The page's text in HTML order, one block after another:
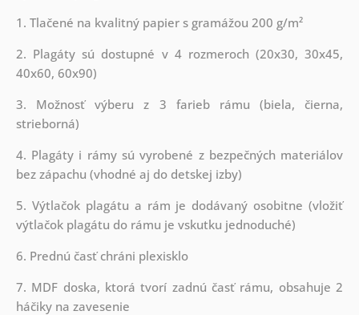
1. Tlačené na kvalitný papier s gramážou 200 g/m²
2. Plagáty sú dostupné v 4 rozmeroch (20x30, 30x45,
40x60, 60x90)
3. Možnosť výberu z 3 farieb rámu (biela, čierna,
strieborná)
4. Plagáty i rámy sú vyrobené z bezpečných materiálov
bez zápachu (vhodné aj do detskej izby)
5. Výtlačok plagátu a rám je dodávaný osobitne (vložiť
výtlačok plagátu do rámu je vskutku jednoduché)
6. Prednú časť chráni plexisklo
7. MDF doska, ktorá tvorí zadnú časť rámu, obsahuje 2
háčiky na zavesenie